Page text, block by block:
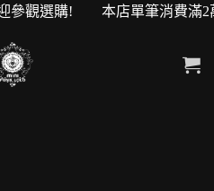
觀選購! 本店單筆消費滿2